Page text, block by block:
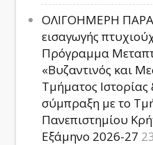
ΟΛΙΓΟΗΜΕΡΗ
εισαγωγής
Πρόγραμμα
«Βυζαντινός και
Τμήματος Ιστορίας
σύμπραξη με το
Πανεπιστημίου
Εξάμηνο 2026-27